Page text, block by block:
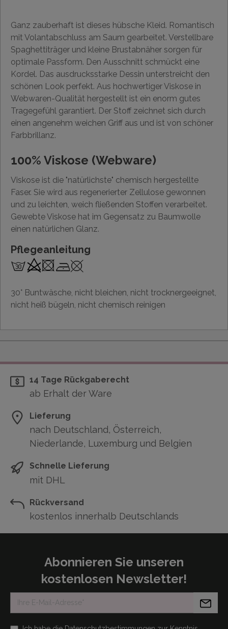
Ganz zauberhaft ist dieses hübsche Kleid. Romantisch
mit Volantabschluss am Saum gearbeitet. Verstellbare
Spaghettiträger und kleine Brustabnäher sorgen für
optimale Passform. Den Ausschnitt schmückt eine
Kordel. Das ausdrucksstarke Dessin unterstreicht den
schönen Look perfekt. Aus hochwertiger Viskose in
Webwaren-Qualität hergestellt ist ein enorm gutes
Tragegefühl garantiert. Der Stoff zeichnet sich durch
einen angenehm weichen Griff aus und ist von schöner
Farbbrillanz.
100% Viskose (Webware)
Viskose ist die "natürlichste" chemisch hergestellte
Faser. Sie wird aus regenerierter Zellulose gewonnen
und zu leichten, weich fließenden Stoffen verarbeitet.
Gewebte Viskose hat im Gegensatz zu Baumwolle
einen natürlichen Glanz.
Pflegeanleitung
30° Buntwäsche, nicht bleichen, nicht trocknergeeignet,
nicht heiß bügeln, nicht chemisch reinigen
14 Tage Rückgaberecht
ab Erhalt der Ware
Lieferung
nach Deutschland, Österreich,
Niederlande, Luxemburg und Belgien
Schnelle Lieferung
mit DHL
Rückversand
kostenlos innerhalb Deutschlands
Abonnieren Sie unseren
kostenlosen Newsletter!